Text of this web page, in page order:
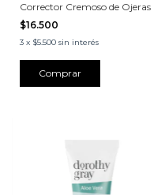
Corrector Cremoso de Ojeras
$16.500
3 x $5.500 sin interés
Comprar